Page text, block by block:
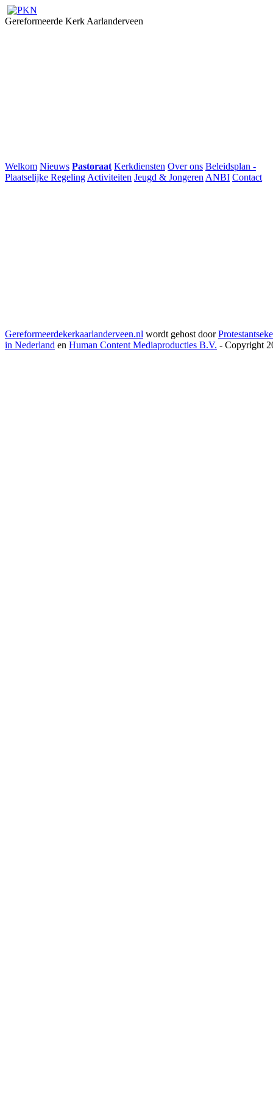
Gereformeerde Kerk Aarlanderveen
Welkom Nieuws Pastoraat Kerkdiensten Over ons Beleidsplan -
Plaatselijke Regeling Activiteiten Jeugd & Jongeren ANBI Contact
Gereformeerdekerkaarlanderveen.nl wordt gehost door
in Nederland en Human Content Mediaproducties B.V. - Copyright